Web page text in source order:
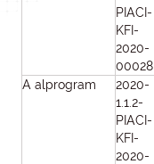
PIACI-
KFI-
2020-
00028
A alprogram
2020-
1.1.2-
PIACI-
KFI-
2020-